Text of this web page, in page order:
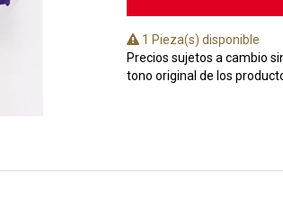
1 Pieza(s) disponible
Precios sujetos a cambio
tono original de los